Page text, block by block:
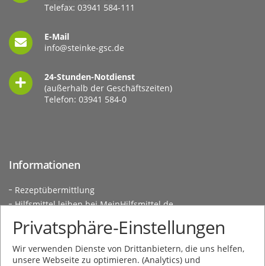
Telefax: 03941 584-111
E-Mail
info@steinke-gsc.de
24-Stunden-Notdienst
(außerhalb der Geschäftszeiten)
Telefon: 03941 584-0
Informationen
Rezeptübermittlung
Hilfsmittel leihen bei MeinHilfsmittel.de
Kundeninformationen
Social Media
Privatsphäre-Einstellungen
Wir verwenden Dienste von Drittanbietern, die uns helfen,
unsere Webseite zu optimieren. (Analytics) und